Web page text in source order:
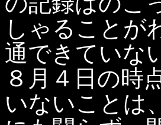
しゃることが
通できていな
８月４日の時
いないことは